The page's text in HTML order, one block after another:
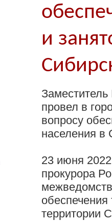
и
провел в
вопросу
населения в
23 июня 2022
прокурора
территории